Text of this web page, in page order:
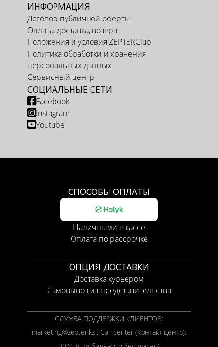
ИНФОРМАЦИЯ
Договор публичной оферты
Оплата, доставка, возврат
Положения и условия ZEPTERClub
Политика обработки и хранения
персональных данных
Сервисный центр
СОЦИАЛЬНЫЕ СЕТИ
Facebook
Instagram
Youtube
СПОСОБЫ ОПЛАТЫ
Наличными в кассе
Оплата по рассрочке
ОПЦИЯ ДОСТАВКИ
Доставка курьером
Самовывоз из представительства
СЛУЖБА ПОДДЕРЖКИ КЛИЕНТОВ:
marketing@zepter.kz ; Call-center (Контакт-центр):